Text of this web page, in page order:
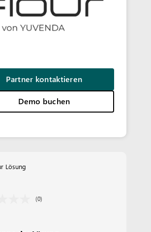
Partner kontaktieren
Demo buchen
Lösung
(0)